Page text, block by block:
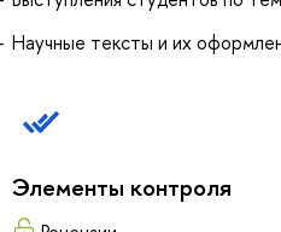
Научные тексты и их
Элементы контроля